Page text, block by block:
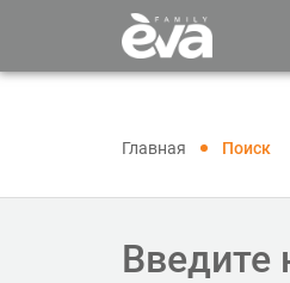
Главная Поиск
Введите